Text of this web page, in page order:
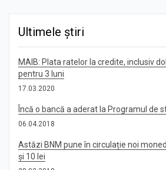
Ultimele știri
MAIB: Plata ratelor la credite, inclusiv
pentru 3 luni
17.03.2020
Încă o bancă a aderat la Programul de
06.04.2018
Astăzi BNM pune în circulație noi
și 10 lei